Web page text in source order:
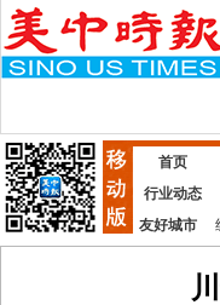
首页
行业动态
友好城市